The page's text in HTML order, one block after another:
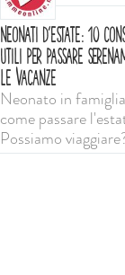
NEONATI D'ESTATE: 10
UTILI PER PASSARE
LE VACANZE
Neonato in
come passare
Possiamo